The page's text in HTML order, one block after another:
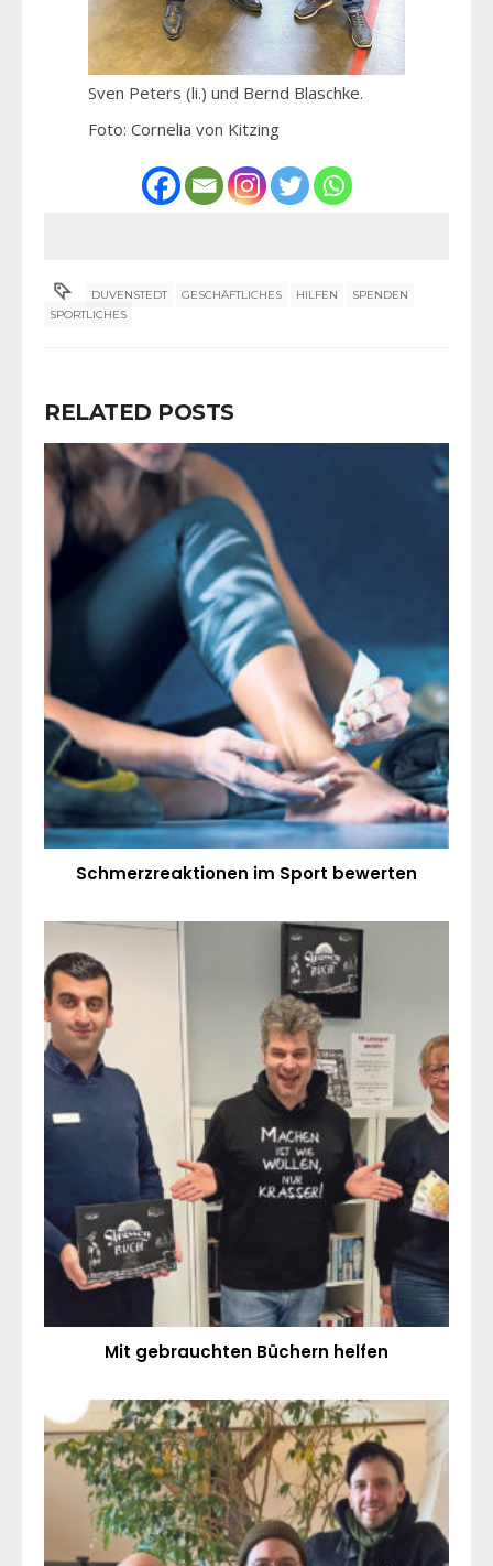
Sven Peters (li.) und Bernd Blaschke.
Foto: Cornelia von Kitzing
DUVENSTEDT GESCHÄFTLICHES HILFEN
SPENDEN
SPORTLICHES
RELATED POSTS
Schmerzreaktionen im Sport bewerten
Mit gebrauchten Büchern helfen